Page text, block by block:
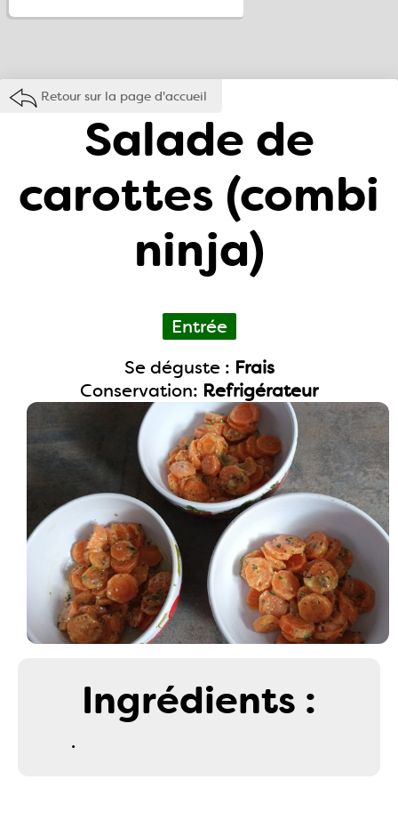
Retour sur la page d'accueil
Salade de
carottes (combi
ninja)
Entrée
Se déguste : Frais
Conservation: Refrigérateur
Ingrédients :
.